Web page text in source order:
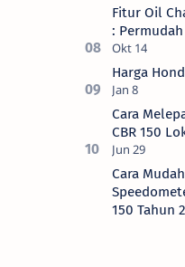
Fitur Oil
:
Harga
Cara
CBR 150
Cara
150 Tahun